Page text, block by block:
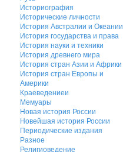
Историография
Исторические личности
История Австралии и Океании
История государства и права
История науки и техники
История древнего мира
История стран Азии и Африки
История стран Европы и
Америки
Краеведениеи
Мемуары
Новая история России
Новейшая история России
Периодические издания
Разное
Религиоведение